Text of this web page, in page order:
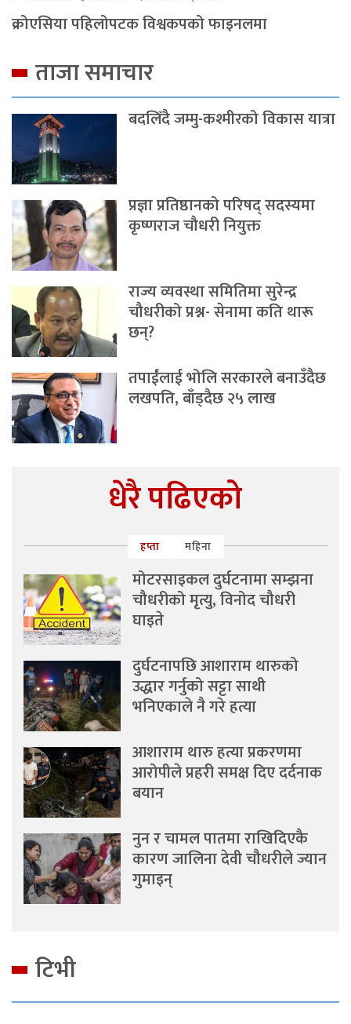
क्रोएसिया पहिलोपटक विश्वकपको फाइनलमा
ताजा समाचार
बदलिँदै जम्मु-कश्मीरको विकास यात्रा
प्रज्ञा प्रतिष्ठानको परिषद् सदस्यमा
कृष्णराज चौधरी नियुक्त
राज्य व्यवस्था समितिमा सुरेन्द्र
चौधरीको प्रश्न- सेनामा कति थारू
छन्?
तपाईंलाई भोलि सरकारले बनाउँदैछ
लखपति, बाँड्दैछ २५ लाख
धेरै पढिएको
हप्ता महिना
मोटरसाइकल दुर्घटनामा सम्झना
चौधरीको मृत्यु, विनोद चौधरी
घाइते
दुर्घटनापछि आशाराम थारुको
उद्धार गर्नुको सट्टा साथी
भनिएकाले नै गरे हत्या
आशाराम थारु हत्या प्रकरणमा
आरोपीले प्रहरी समक्ष दिए दर्दनाक
बयान
नुन र चामल पातमा राखिदिएकै
कारण जालिना देवी चौधरीले ज्यान
गुमाइन्
टिभी